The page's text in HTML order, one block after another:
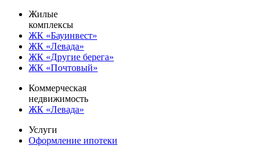
Жилые
комплексы
ЖК «Бауинвест»
ЖК «Левада»
ЖК «Другие берега»
ЖК «Почтовый»
Коммерческая
недвижимость
ЖК «Левада»
Услуги
Оформление ипотеки